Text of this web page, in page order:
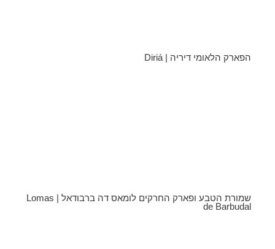
הפארק הלאומי דיריה | Diriá
שמורת הטבע ופארק החרקים לומאס דה ברבודאל | Lomas
de Barbudal